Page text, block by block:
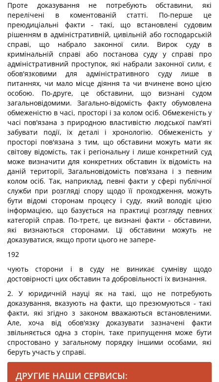
Проте доказування не потребують обставини, які
перелічені в коментованій статті. По-перше це
преюдиціальні факти - такі, що встановлені судовим
рішенням в адміністративній, цивільній або господарській
справі, що набрало законної сили. Вирок суду в
кримінальній справі або постанова суду у справі про
адміністративний проступок, які набрали законної сили, є
обов'язковими для адміністративного суду лише в
питаннях, чи мало місце діяння та чи вчинене воно цією
особою. По-друге, це обставини, що визнані судом
загальновідомими. Загально-відомість факту обумовлена
обмеженістю в часі, просторі і за колом осіб. Обмеженість у
часі пов'язана з природною властивістю людської пам'яті
забувати події, їх деталі і хронологію. Обмеженість у
просторі пов'язана з тим, що обставини можуть мати як
світову відомість, так і регіональну і лише конкретний суд
може визначити для конкретних обставин їх відомість на
даній території, Загальновідомість пов'язана і з певним
колом осіб. Так, наприклад, певні факти у сфері публічної
служби при розгляді спору щодо її проходження, можуть
бути відомі сторонам процесу і суду, який володіє цією
інформацією, що базується на практиці розгляду певних
категорій справ. По-третє, це визнані факти - обставини,
які визнаються сторонами. Ці обставини можуть не
доказуватися, якщо проти цього не запере-
192
чують сторони і в суду не виникає сумніву щодо
достовірності цих обставин та добровільності їх визнання.
2. У юридичній науці як на такі, що не потребують
доказування, вказують на факти, що презюмуються - такі
факти, які згідно з законом вважаються встановленими.
Але, хоча від обов'язку доказувати зазначені факти
звільняється одна з сторін, таке припущення може бути
спростовано у загальному порядку іншими особами, які
беруть участь у справі.
ДРУГИЕ НАШИ СЕРВИСЫ: